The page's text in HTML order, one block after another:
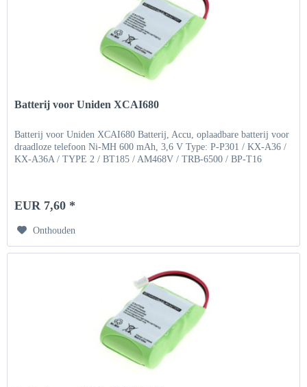
Batterij voor Uniden XCAI680
Batterij voor Uniden XCAI680 Batterij, Accu, oplaadbare batterij voor
draadloze telefoon Ni-MH 600 mAh, 3,6 V Type: P-P301 / KX-A36 /
KX-A36A / TYPE 2 / BT185 / AM468V / TRB-6500 / BP-T16
EUR 7,60 *
Onthouden